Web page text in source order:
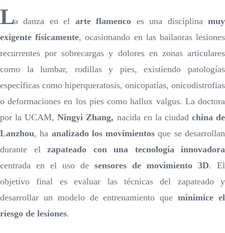
La danza en el arte flamenco es una disciplinamuy
exigente físicamente, ocasionando en las bailaoras lesiones
recurrentes por sobrecargas y dolores en zonas articulares
como la lumbar, rodillas y pies, existiendo patologías
específicas como hiperqueratosis, onicopatías, onicodistrofias
o deformaciones en los pies como hallux valgus. La doctora
por la UCAM,Ningyi Zhang, nacida en la ciudad china de
Lanzhou, ha analizado los movimientos que se desarrollan
durante el zapateado con una tecnología innovadora
centrada en el uso de sensores de movimiento 3D. El
objetivo final es evaluar las técnicas del zapateado y
desarrollar un modelo de entrenamiento queminimice el
riesgo de lesiones.